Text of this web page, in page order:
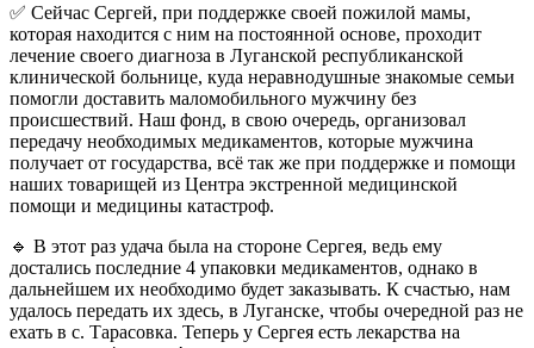
✅ Сейчас Сергей, при поддержке своей пожилой мамы,
которая находится с ним на постоянной основе, проходит
лечение своего диагноза в Луганской республиканской
клинической больнице, куда неравнодушные знакомые семьи
помогли доставить маломобильного мужчину без
происшествий. Наш фонд, в свою очередь, организовал
передачу необходимых медикаментов, которые мужчина
получает от государства, всё так же при поддержке и помощи
наших товарищей из Центра экстренной медицинской
помощи и медицины катастроф.
🔹 В этот раз удача была на стороне Сергея, ведь ему
достались последние 4 упаковки медикаментов, однако в
дальнейшем их необходимо будет заказывать. К счастью, нам
удалось передать их здесь, в Луганске, чтобы очередной раз не
ехать в с. Тарасовка. Теперь у Сергея есть лекарства на